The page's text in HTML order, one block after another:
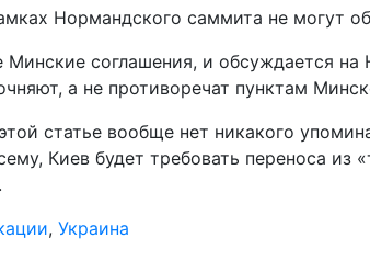
Нормандского саммита не могут
соглашения, и обсуждается
а не противоречат пунктам
статье вообще нет никакого
Киев будет требовать переноса
, Украина